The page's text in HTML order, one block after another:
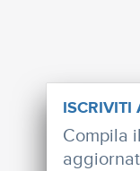
ISCRIVITI
Compila